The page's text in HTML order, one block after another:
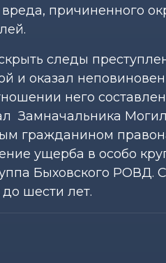
причиненного
следы
и оказал
него
Замначальника
гражданином
ущерба в особо
Быховского РОВД.
шести лет.